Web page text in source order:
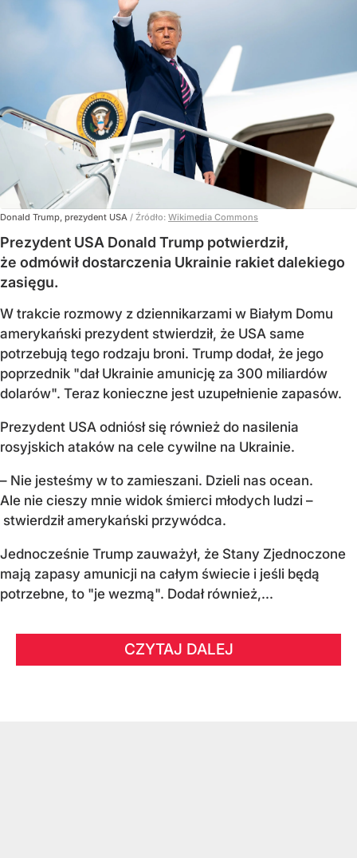
Donald Trump, prezydent USA / Źródło: Wikimedia Commons
Prezydent USA Donald Trump potwierdził,
że odmówił dostarczenia Ukrainie rakiet dalekiego
zasięgu.
W trakcie rozmowy z dziennikarzami w Białym Domu
amerykański prezydent stwierdził, że USA same
potrzebują tego rodzaju broni. Trump dodał, że jego
poprzednik "dał Ukrainie amunicję za 300 miliardów
dolarów". Teraz konieczne jest uzupełnienie zapasów.
Prezydent USA odniósł się również do nasilenia
rosyjskich ataków na cele cywilne na Ukrainie.
– Nie jesteśmy w to zamieszani. Dzieli nas ocean.
Ale nie cieszy mnie widok śmierci młodych ludzi –
stwierdził amerykański przywódca.
Jednocześnie Trump zauważył, że Stany Zjednoczone
mają zapasy amunicji na całym świecie i jeśli będą
potrzebne, to "je wezmą". Dodał również,...
CZYTAJ DALEJ